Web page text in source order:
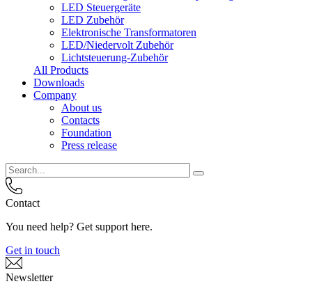
LED Steuergeräte
LED Zubehör
Elektronische Transformatoren
LED/Niedervolt Zubehör
Lichtsteuerung-Zubehör
All Products
Downloads
Company
About us
Contacts
Foundation
Press release
Contact
You need help? Get support here.
Get in touch
Newsletter